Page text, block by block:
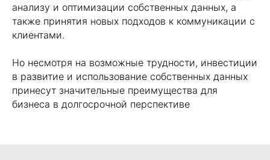
анализу и оптимизации собственных данных, а
также принятия новых подходов к коммуникации с
клиентами.
Но несмотря на возможные трудности, инвестиции
в развитие и использование собственных данных
принесут значительные преимущества для
бизнеса в долгосрочной перспективе